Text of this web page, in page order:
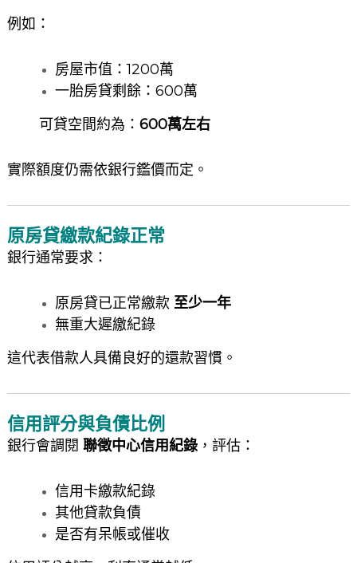
例如：
房屋市值：1200萬
一胎房貸剩餘：600萬
可貸空間約為： 600萬左右
實際額度仍需依銀行鑑價而定。
原房貸繳款紀錄正常
銀行通常要求：
原房貸已正常繳款 至少一年
無重大遲繳紀錄
這代表借款人具備良好的還款習慣。
信用評分與負債比例
銀行會調閱 聯徵中心信用紀錄，評估：
信用卡繳款紀錄
其他貸款負債
是否有呆帳或催收